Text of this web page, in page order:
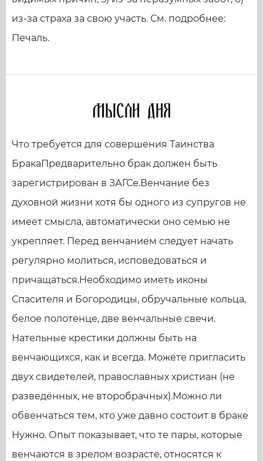
из-за страха за свою участь. См. подробнее:
Печаль.
Мысли дня
Что требуется для совершения Таинства
БракаПредварительно брак должен быть
зарегистрирован в ЗАГСе.Венчание без
духовной жизни хотя бы одного из супругов не
имеет смысла, автоматически оно семью не
укрепляет. Перед венчанием следует начать
регулярно молиться, исповедоваться и
причащаться.Необходимо иметь иконы
Спасителя и Богородицы, обручальные кольца,
белое полотенце, две венчальные свечи.
Нательные крестики должны быть на
венчающихся, как и всегда. Можете пригласить
двух свидетелей, православных христиан (не
разведённых, не второбрачных).Можно ли
обвенчаться тем, кто уже давно состоит в браке
Нужно. Опыт показывает, что те пары, которые
венчаются в зрелом возрасте, относятся к